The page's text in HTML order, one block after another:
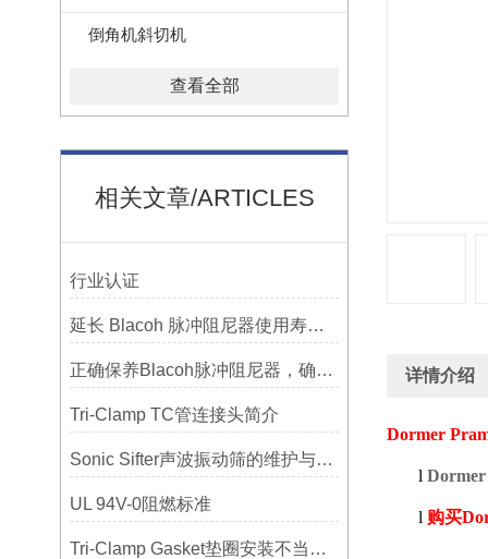
倒角机斜切机
查看全部
相关文章/ARTICLES
行业认证
延长 Blacoh 脉冲阻尼器使用寿命的维护技巧大公开
正确保养Blacoh脉冲阻尼器，确保长期稳定运行
Tri-Clamp TC管连接头简介
Sonic Sifter声波振动筛的维护与保养指南
UL 94V-0阻燃标准
Tri-Clamp Gasket垫圈安装不当导致的泄漏问题及预防
详情介绍
Dormer
l Dormer
l 购买